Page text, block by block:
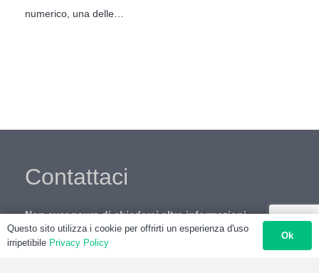
numerico, una delle…
Contattaci
Non aver paura di chiederci altre informazioni,
saremo qui a tua completa disposizione.
Questo sito utilizza i cookie per offrirti un esperienza d'uso
irripetibile Privacy Policy
Ok